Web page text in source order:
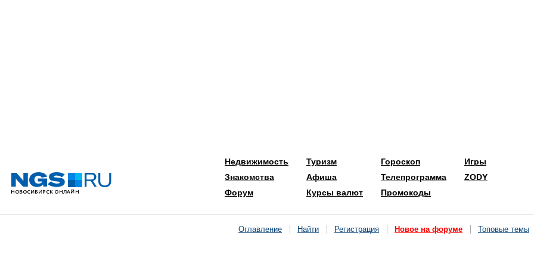
Недвижимость
Знакомства
Форум
Туризм
Афиша
Курсы валют
Гороскоп
Телепрограмма
Промокоды
Игры
ZODY
Оглавление Найти Регистрация Новое на форуме Топовые темы